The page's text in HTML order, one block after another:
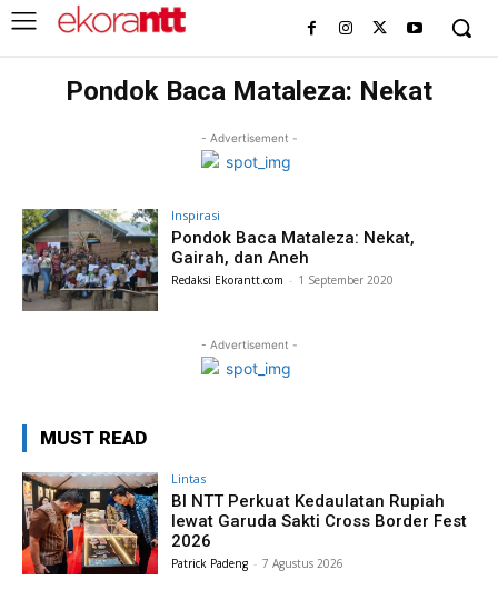
Pondok Baca Mataleza: Nekat
- Advertisement -
Inspirasi
Pondok Baca Mataleza: Nekat,
Gairah, dan Aneh
Redaksi Ekorantt.com - 1 September 2020
- Advertisement -
MUST READ
Lintas
BI NTT Perkuat Kedaulatan Rupiah
lewat Garuda Sakti Cross Border Fest
2026
Patrick Padeng - 7 Agustus 2026